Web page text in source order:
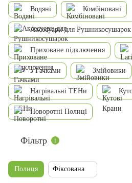
Водяні Комбіновані
Аксесуари для Рушникосушарок
Приховане підключення
з Гачками Змійовики
Нагрівальні ТЕНи
Поворотні Полиці
Фільтр 1
Полиця Фіксована